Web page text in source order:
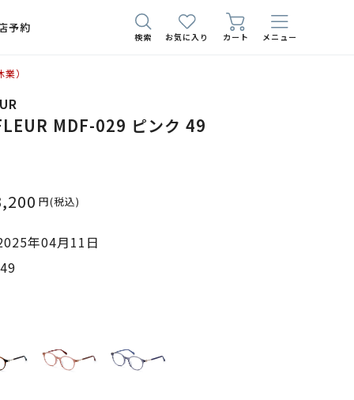
予約
検索 お気に入り カート メニュー
）
MDF-029 ピンク 49
円(税込)
年04月11日